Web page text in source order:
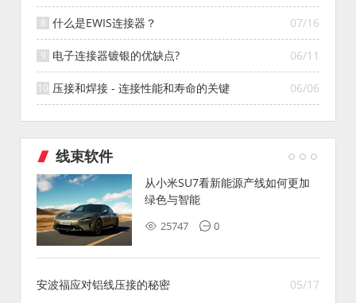
07/16
什么是EWIS连接器？
06/11
电子连接器镀银的优缺点?
06/06
压接和焊接 - 连接性能和寿命的关键
线束软件
从小米SU7看新能源产线如何更加
绿色与智能
25747 0
05/17
安波福应对铝线压接的秘密